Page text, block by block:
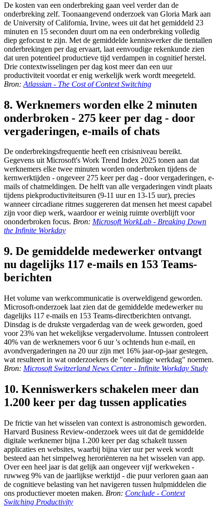
De kosten van een onderbreking gaan veel verder dan de
onderbreking zelf. Toonaangevend onderzoek van Gloria Mark aan
de University of California, Irvine, wees uit dat het gemiddeld 23
minuten en 15 seconden duurt om na een onderbreking volledig
diep gefocust te zijn. Met de gemiddelde kenniswerker die tientallen
onderbrekingen per dag ervaart, laat eenvoudige rekenkunde zien
dat uren potentieel productieve tijd verdampen in cognitief herstel.
Drie contextwisselingen per dag kost meer dan een uur
productiviteit voordat er enig werkelijk werk wordt meegeteld.
Bron: Atlassian - The Cost of Context Switching
8. Werknemers worden elke 2 minuten
onderbroken - 275 keer per dag - door
vergaderingen, e-mails of chats
De onderbrekingsfrequentie heeft een crisisniveau bereikt.
Gegevens uit Microsoft's Work Trend Index 2025 tonen aan dat
werknemers elke twee minuten worden onderbroken tijdens de
kernwerktijden - ongeveer 275 keer per dag - door vergaderingen, e-
mails of chatmeldingen. De helft van alle vergaderingen vindt plaats
tijdens piekproductiviteitsuren (9-11 uur en 13-15 uur), precies
wanneer circadiane ritmes suggereren dat mensen het meest capabel
zijn voor diep werk, waardoor er weinig ruimte overblijft voor
ononderbroken focus. Bron: Microsoft WorkLab - Breaking Down
the Infinite Workday
9. De gemiddelde medewerker ontvangt
nu dagelijks 117 e-mails en 153 Teams-
berichten
Het volume van werkcommunicatie is overweldigend geworden.
Microsoft-onderzoek laat zien dat de gemiddelde medewerker nu
dagelijks 117 e-mails en 153 Teams-directberichten ontvangt.
Dinsdag is de drukste vergaderdag van de week geworden, goed
voor 23% van het wekelijkse vergadervolume. Intussen controleert
40% van de werknemers voor 6 uur 's ochtends hun e-mail, en
avondvergaderingen na 20 uur zijn met 16% jaar-op-jaar gestegen,
wat resulteert in wat onderzoekers de "oneindige werkdag" noemen.
Bron: Microsoft Switzerland News Center - Infinite Workday Study
10. Kenniswerkers schakelen meer dan
1.200 keer per dag tussen applicaties
De frictie van het wisselen van context is astronomisch geworden.
Harvard Business Review-onderzoek wees uit dat de gemiddelde
digitale werknemer bijna 1.200 keer per dag schakelt tussen
applicaties en websites, waarbij bijna vier uur per week wordt
besteed aan het simpelweg heroriënteren na het wisselen van app.
Over een heel jaar is dat gelijk aan ongeveer vijf werkweken -
ruwweg 9% van de jaarlijkse werktijd - die puur verloren gaan aan
de cognitieve belasting van het navigeren tussen hulpmiddelen die
ons productiever moeten maken. Bron: Conclude - Context
Switching Productivity